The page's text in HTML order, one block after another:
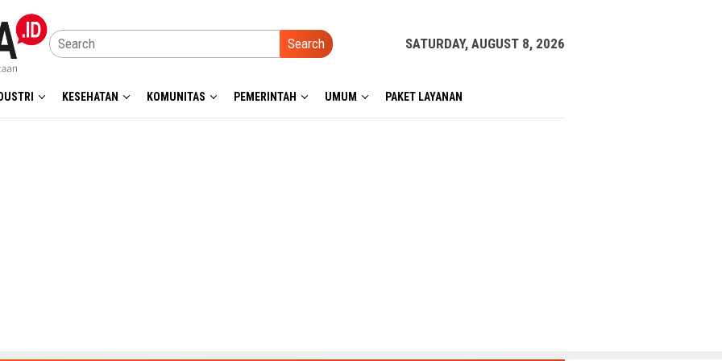
Search SATURDAY, AUGUST 8, 2026
KESEHATAN KOMUNITAS PEMERINTAH UMUM PAKET LAYANAN